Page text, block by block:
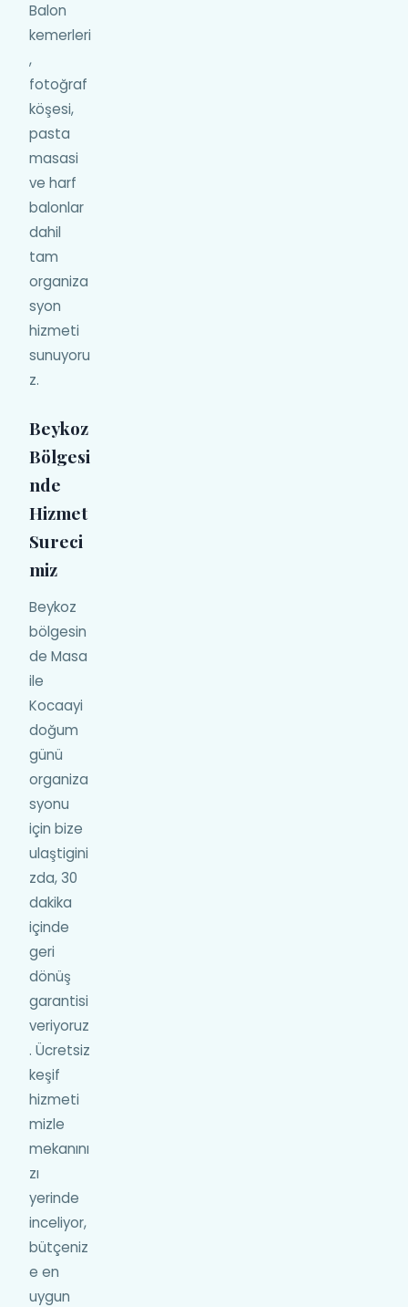
Balon
kemerleri
,
fotoğraf
köşesi,
pasta
masasi
ve harf
balonlar
dahil
tam
organiza
syon
hizmeti
sunuyoru
z.
Beykoz
Bölgesi
nde
Hizmet
Sureci
miz
Beykoz
bölgesin
de Masa
ile
Kocaayi
doğum
günü
organiza
syonu
için bize
ulaştigini
zda, 30
dakika
içinde
geri
dönüş
garantisi
veriyoruz
. Ücretsiz
keşif
hizmeti
mizle
mekanını
zı
yerinde
inceliyor,
bütçeniz
e en
uygun